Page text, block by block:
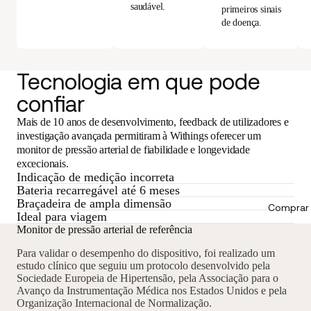
saudável.
primeiros sinais
de doença.
Tecnologia em que pode
confiar
Mais de 10 anos de desenvolvimento, feedback de utilizadores e
investigação avançada permitiram à Withings oferecer um
monitor de pressão arterial de fiabilidade e longevidade
excecionais.
Indicação de medição incorreta
Bateria recarregável até 6 meses
Braçadeira de ampla dimensão
Ideal para viagem
Monitor de pressão arterial de referência
Para validar o desempenho do dispositivo, foi realizado um
estudo clínico que seguiu um protocolo desenvolvido pela
Sociedade Europeia de Hipertensão, pela Associação para o
Avanço da Instrumentação Médica nos Estados Unidos e pela
Organização Internacional de Normalização.